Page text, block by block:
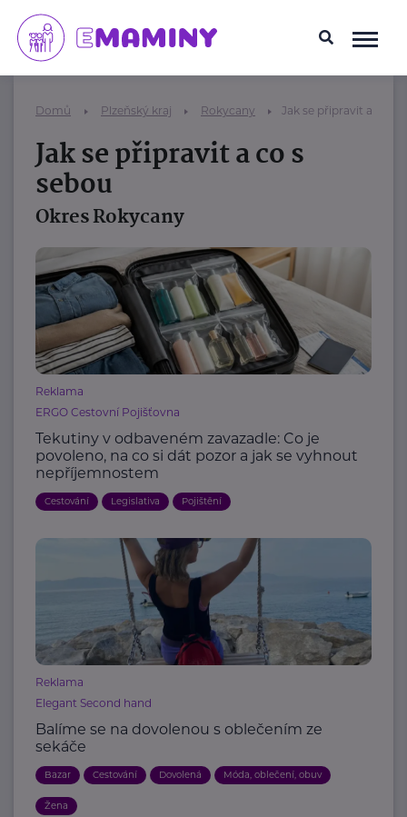
Domů Plzeňský kraj Rokycany Jak se připravit a co s
Jak se připravit a co s
sebou
Okres Rokycany
Reklama
ERGO Cestovní Pojišťovna
Tekutiny v odbaveném zavazadle: Co je
povoleno, na co si dát pozor a jak se vyhnout
nepříjemnostem
Cestování Legislativa Pojištění
Reklama
Elegant Second hand
Balíme se na dovolenou s oblečením ze
sekáče
Bazar Cestování Dovolená Móda, oblečení, obuv
Žena